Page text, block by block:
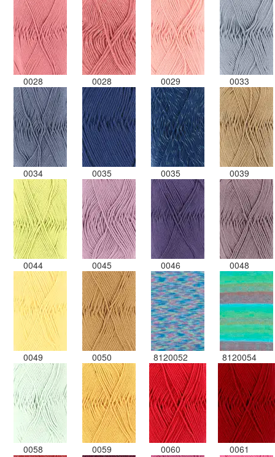
0028 0028 0029 0033
0034 0035 0035 0039
0044 0045 0046 0048
0049 0050 8120052 8120054
0058 0059 0060 0061